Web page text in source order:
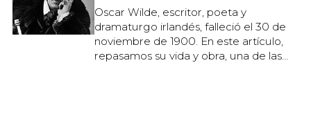
Oscar Wilde, escritor, poeta y
dramaturgo irlandés, falleció el 30 de
noviembre de 1900. En este artículo,
repasamos su vida y obra, una de las